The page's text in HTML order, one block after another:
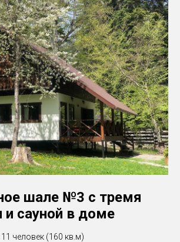
шале №3 с тремя
и сауной в доме
человек (160 кв.м)